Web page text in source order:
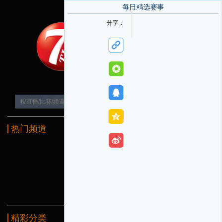
热门频道
精彩分类
每日精选赛事
分享：